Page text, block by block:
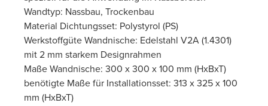
Wandtyp: Nassbau, Trockenbau
Material Dichtungsset: Polystyrol (PS)
Werkstoffgüte Wandnische: Edelstahl V2A (1.4301)
mit 2 mm starkem Designrahmen
Maße Wandnische: 300 x 300 x 100 mm (HxBxT)
benötigte Maße für Installationsset: 313 x 325 x 100
mm (HxBxT)